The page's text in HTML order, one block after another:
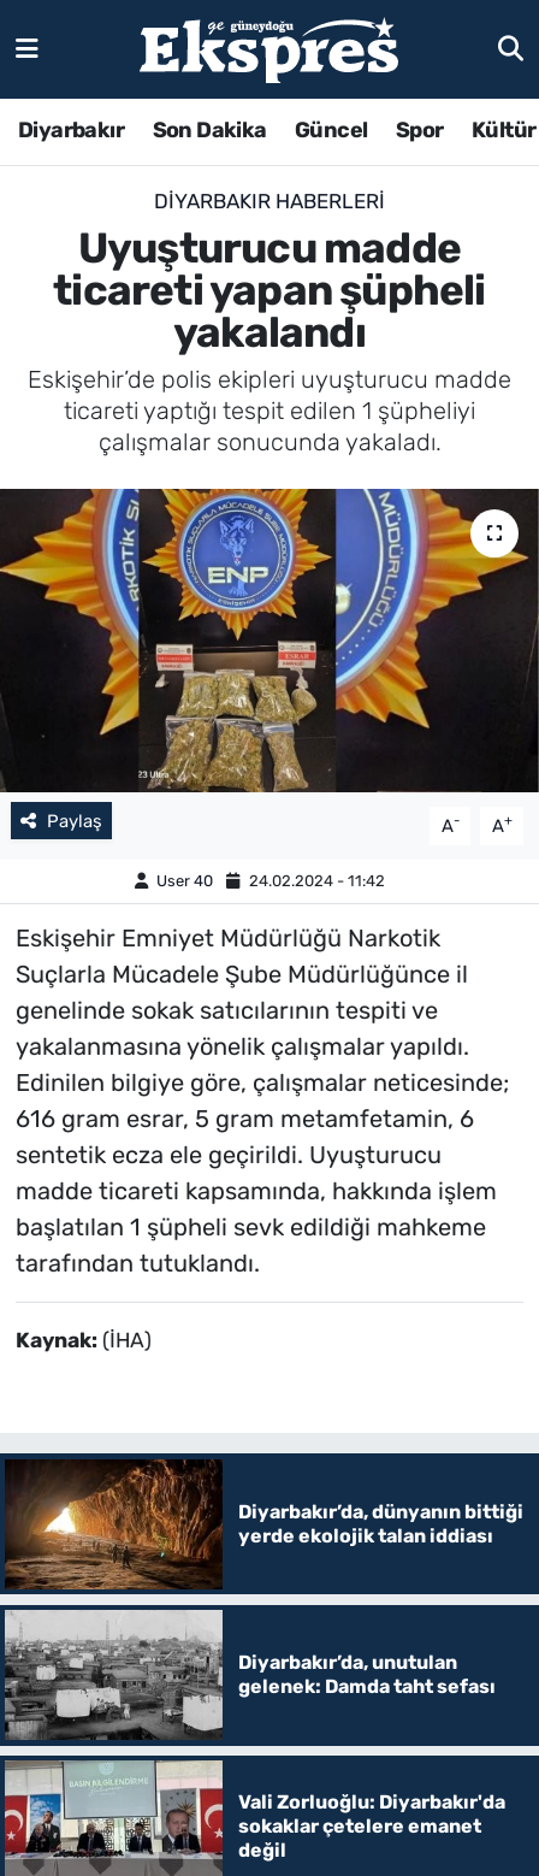
Diyarbakır Son Dakika Güncel Spor
DIYARBAKIR HABERLERI
Uyuşturucu madde
ticareti yapan şüpheli
yakalandı
Eskişehir’de polis ekipleri uyuşturucu madde
ticareti yaptığı tespit edilen 1 şüpheliyi
çalışmalar sonucunda yakaladı.
Paylaş A- A+
User 40 24.02.2024 - 11:42
Eskişehir Emniyet Müdürlüğü Narkotik
Suçlarla Mücadele Şube Müdürlüğünce il
genelinde sokak satıcılarının tespiti ve
yakalanmasına yönelik çalışmalar yapıldı.
Edinilen bilgiye göre, çalışmalar neticesinde;
616 gram esrar, 5 gram metamfetamin, 6
sentetik ecza ele geçirildi. Uyuşturucu
madde ticareti kapsamında, hakkında işlem
başlatılan 1 şüpheli sevk edildiği mahkeme
tarafından tutuklandı.
Kaynak: (İHA)
Diyarbakır’da, dünyanın bittiği
yerde ekolojik talan iddiası
Diyarbakır’da, unutulan
gelenek: Damda taht sefası
Vali Zorluoğlu: Diyarbakır'da
sokaklar çetelere emanet
değil